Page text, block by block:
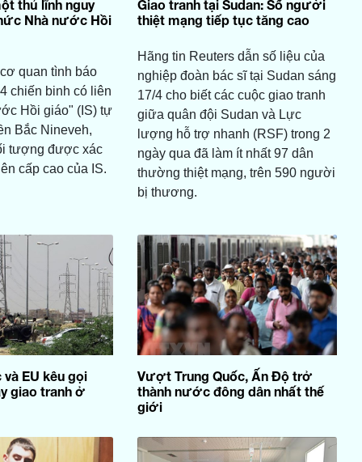
thủ lĩnh nguy
Nhà nước Hồi
quan tình báo
chiến binh có liên
Hồi giáo" (IS) tự
Bắc Nineveh,
tượng được xác
cấp cao của IS.
Giao tranh tại Sudan: Số người
thiệt mạng tiếp tục tăng cao
Hãng tin Reuters dẫn số liệu của
nghiệp đoàn bác sĩ tại Sudan sáng
17/4 cho biết các cuộc giao tranh
giữa quân đội Sudan và Lực
lượng hỗ trợ nhanh (RSF) trong 2
ngày qua đã làm ít nhất 97 dân
thường thiệt mạng, trên 590 người
bị thương.
EU kêu gọi
giao tranh ở
Vượt Trung Quốc, Ấn Độ trở
thành nước đông dân nhất thế
giới